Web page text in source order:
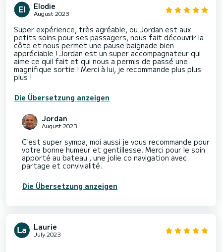
Elodie
August 2023
Super expérience, très agréable, ou Jordan est aux
petits soins pour ses passagers, nous fait découvrir la
côte et nous permet une pause baignade bien
appréciable ! Jordan est un super accompagnateur qui
aime ce quil fait et qui nous a permis de passé une
magnifique sortie ! Merci à lui, je recommande plus plus
plus !
Die Übersetzung anzeigen
Jordan
August 2023
C'est super sympa, moi aussi je vous recommande pour
votre bonne humeur et gentillesse. Merci pour le soin
apporté au bateau , une jolie co navigation avec
partage et convivialité.
Die Übersetzung anzeigen
Laurie
July 2023